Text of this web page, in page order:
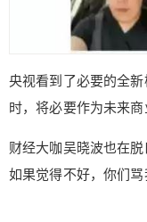
央视看到了必要的全
时，将必要作为未来商
财经大咖吴晓波也在脱
如果觉得不好，你们